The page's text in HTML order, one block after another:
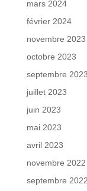
mars 2024
février 2024
novembre 2023
octobre 2023
septembre 2023
juillet 2023
juin 2023
mai 2023
avril 2023
novembre 2022
septembre 2022